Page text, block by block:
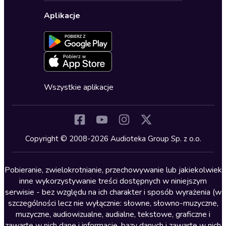
Dla młodzieży
Kryminały
Lektury szkolne
Literatura anglojęzyczna
Literatura faktu
Literatura obyczajowa
Literatura piękna obca
Ustawienia prywatności
Formularz zgłaszania nielegalnych treści
Deklaracja dostępności
Oferta dla firm i bibliotek
Dołącz do newslettera
Blog
Zapowiedzi
Cykle audiobooków
Aplikacje
Wszystkie aplikacje
Copyright © 2008-2026 Audioteka Group Sp. z o.o.
Pobieranie, zwielokrotnianie, przechowywanie lub jakiekolwiek
inne wykorzystywanie treści dostępnych w niniejszym
serwisie - bez względu na ich charakter i sposób wyrażenia (w
szczególności lecz nie wyłącznie: słowne, słowno-muzyczne,
muzyczne, audiowizualne, audialne, tekstowe, graficzne i